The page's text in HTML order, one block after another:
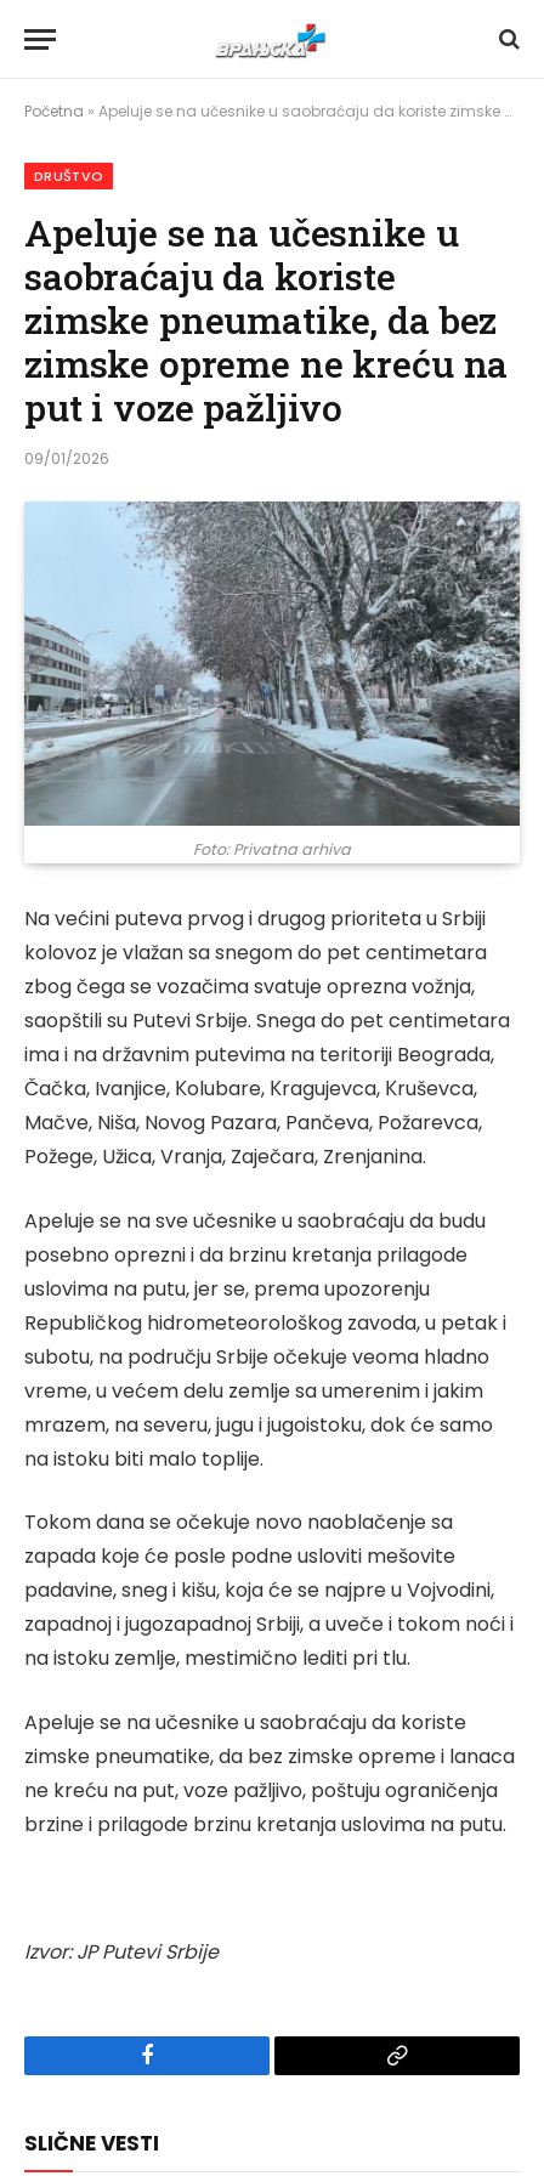
Početna » Apeluje se na učesnike u saobraćaju da koriste zimske pneumatike, da bez zimske opreme ne kreću na put i voze pažljivo
DRUŠTVO
Apeluje se na učesnike u
saobraćaju da koriste
zimske pneumatike, da bez
zimske opreme ne kreću na
put i voze pažljivo
09/01/2026
Foto: Privatna arhiva
Na većini puteva prvog i drugog prioriteta u Srbiji
kolovoz je vlažan sa snegom do pet centimetara
zbog čega se vozačima svatuje oprezna vožnja,
saopštili su Putevi Srbije. Snega do pet centimetara
ima i na državnim putevima na teritoriji Beograda,
Čačka, Ivanjice, Кolubare, Кragujevca, Кruševca,
Mačve, Niša, Novog Pazara, Pančeva, Požarevca,
Požege, Užica, Vranja, Zaječara, Zrenjanina.
Apeluje se na sve učesnike u saobraćaju da budu
posebno oprezni i da brzinu kretanja prilagode
uslovima na putu, jer se, prema upozorenju
Republičkog hidrometeorološkog zavoda, u petak i
subotu, na području Srbije očekuje veoma hladno
vreme, u većem delu zemlje sa umerenim i jakim
mrazem, na severu, jugu i jugoistoku, dok će samo
na istoku biti malo toplije.
Tokom dana se očekuje novo naoblačenje sa
zapada koje će posle podne usloviti mešovite
padavine, sneg i kišu, koja će se najpre u Vojvodini,
zapadnoj i jugozapadnoj Srbiji, a uveče i tokom noći i
na istoku zemlje, mestimično lediti pri tlu.
Apeluje se na učesnike u saobraćaju da koriste
zimske pneumatike, da bez zimske opreme i lanaca
ne kreću na put, voze pažljivo, poštuju ograničenja
brzine i prilagode brzinu kretanja uslovima na putu.
Izvor: JP Putevi Srbije
Facebook
Copy
SLIČNE VESTI